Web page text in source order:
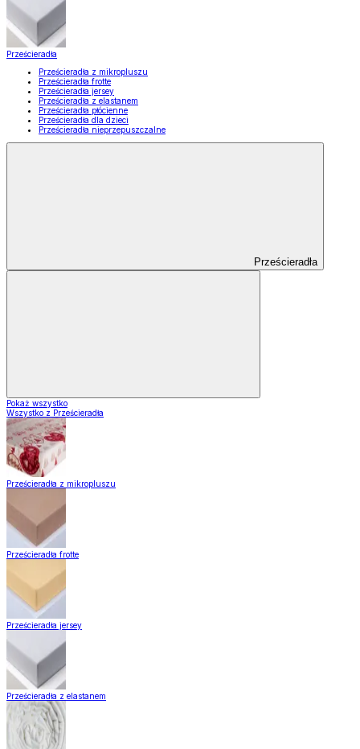
Prześcieradła
Prześcieradła z mikropluszu
Prześcieradła frotte
Prześcieradła jersey
Prześcieradła z elastanem
Prześcieradła płócienne
Prześcieradła dla dzieci
Prześcieradła nieprzepuszczalne
Prześcieradła
Pokaż wszystko
Wszystko z Prześcieradła
Prześcieradła z mikropluszu
Prześcieradła frotte
Prześcieradła jersey
Prześcieradła z elastanem